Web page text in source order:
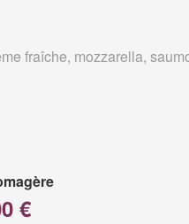
fraîche, mozzarella,
€